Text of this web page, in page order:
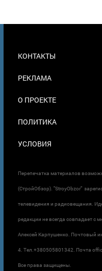
В
КОНТАКТЫ
РЕКЛАМА
О ПРОЕКТЕ
ПОЛИТИКА
УСЛОВИЯ
Перепечатка материалов
(СтройОбзор). "StroyObzor"
телевидения и радиовещания.
редакции не всегда совпадает с
Алексей Карпушенко. Почтовый
4. Тел.+380505801342. Почта
Все права защищены.